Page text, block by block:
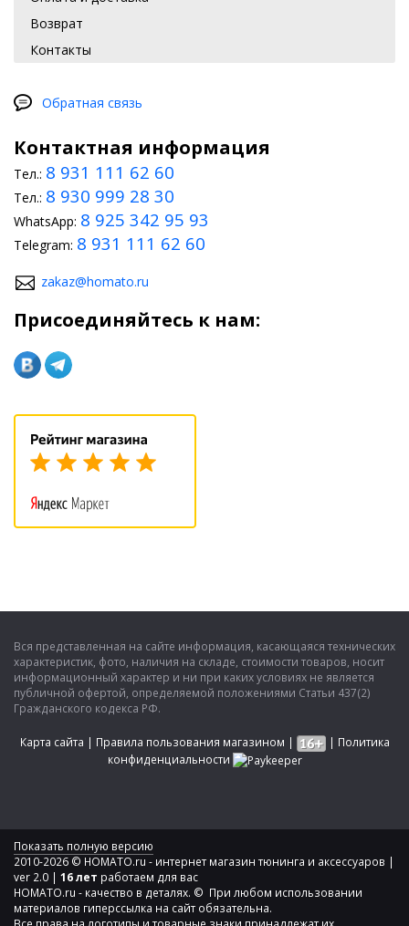
Возврат
Контакты
Обратная связь
Контактная информация
Тел.: 8 931 111 62 60
Тел.: 8 930 999 28 30
WhatsApp: 8 925 342 95 93
Telegram: 8 931 111 62 60
zakaz@homato.ru
Присоединяйтесь к нам:
Вся представленная на сайте информация, касающаяся технических
характеристик, фото, наличия на складе, стоимости товаров, носит
информационный характер и ни при каких условиях не является
публичной офертой, определяемой положениями Статьи 437(2)
Гражданского кодекса РФ.
Карта сайта | Правила пользования магазином | | Политика
конфиденциальности
Показать полную версию
2010-2026 © HOMATO.ru - интернет магазин тюнинга и аксессуаров |
ver 2.0 | 16 лет работаем для вас
HOMATO.ru - качество в деталях. © При любом использовании
материалов гиперссылка на сайт обязательна.